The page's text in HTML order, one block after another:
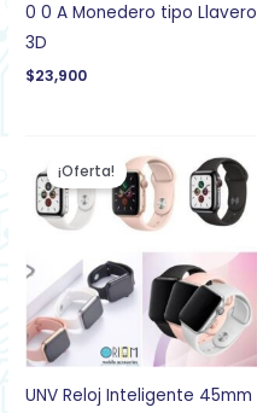
0 0 A Monedero tipo Llavero
3D
$23,900
¡Oferta!
UNV Reloj Inteligente 45mm
precio
original
era:
$279,900.
precio
actual
es:
$169,900.